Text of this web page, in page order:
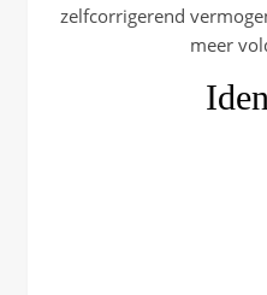
zelfcorrigerend
meer